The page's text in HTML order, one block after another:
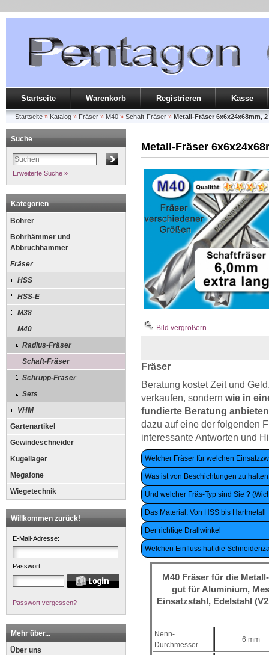
Startseite Warenkorb Registrieren Kasse
Startseite » Katalog » Fräser » M40 » Schaft-Fräser » Metall-Fräser 6x6x24x68mm,
Suche
Erweiterte Suche »
Kategorien
Bohrer
Bohrhämmer und
Abbruchhämmer
Fräser
HSS
HSS-E
M38
M40
Radius-Fräser
Schaft-Fräser
Schrupp-Fräser
Sets
VHM
Gartenartikel
Gewindeschneider
Kugellager
Megafone
Wiegetechnik
Willkommen zurück!
E-Mail-Adresse:
Passwort:
Passwort vergessen?
Mehr über...
Über uns
Metall-Fräser
Bild vergrößern
Fräser
Beratung kostet Zeit und
verkaufen, sondern wie in
fundierte Beratung anbieten
dazu auf eine der folgenden
interessante Antworten und
Welcher Fräser für welchen
Was ist von Beschichtungen zu
Und welcher Fräs-Typ sind Sie ?
Das Material: Von HSS bis Hartmetall
Der richtige Drallwinkel
Welchen Einfluss hat die
M40 Fräser für die
gut für Aluminium,
Einsatzstahl, Edelstahl
Nenn-
Durchmesser
6 mm